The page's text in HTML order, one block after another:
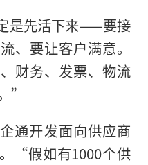
是先活下来——要接
、要让客户满意。
财务、发票、物流
”
通开发面向供应商
“假如有1000个供